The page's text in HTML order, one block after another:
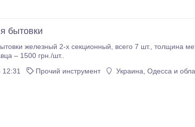
бытовки
всего 7 шт., толщина металла 2 мм., 1 полка перед отправкой возможна покраска
– 1500 грн./шт..
12:31
Прочий инструмент Украина, Одесса и